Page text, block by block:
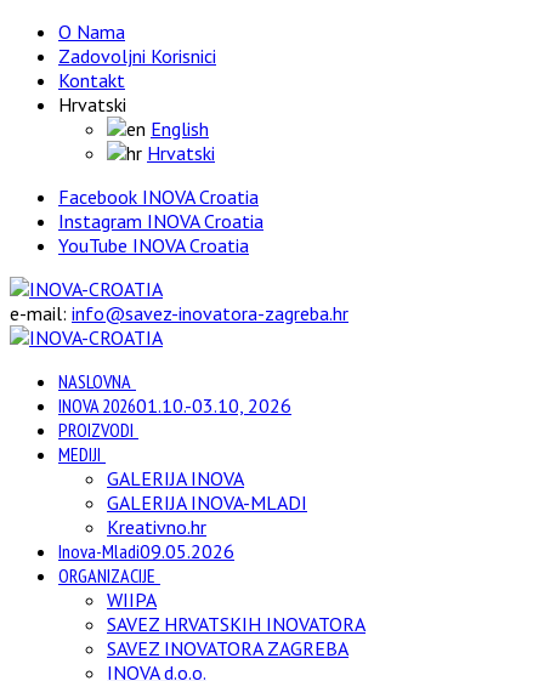
O Nama
Zadovoljni Korisnici
Kontakt
Hrvatski
English
Hrvatski
Facebook INOVA Croatia
Instagram INOVA Croatia
YouTube INOVA Croatia
e-mail: info@savez-inovatora-zagreba.hr
NASLOVNA
INOVA 202601.10.-03.10, 2026
PROIZVODI
MEDIJI
GALERIJA INOVA
GALERIJA INOVA-MLADI
Kreativno.hr
Inova-Mladi09.05.2026
ORGANIZACIJE
WIIPA
SAVEZ HRVATSKIH INOVATORA
SAVEZ INOVATORA ZAGREBA
INOVA d.o.o.